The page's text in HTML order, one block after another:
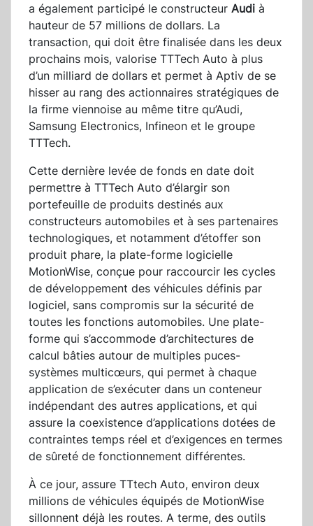
a également participé le constructeur Audi à
hauteur de 57 millions de dollars. La
transaction, qui doit être finalisée dans les deux
prochains mois, valorise TTTech Auto à plus
d’un milliard de dollars et permet à Aptiv de se
hisser au rang des actionnaires stratégiques de
la firme viennoise au même titre qu’Audi,
Samsung Electronics, Infineon et le groupe
TTTech.
Cette dernière levée de fonds en date doit
permettre à TTTech Auto d’élargir son
portefeuille de produits destinés aux
constructeurs automobiles et à ses partenaires
technologiques, et notamment d’étoffer son
produit phare, la plate-forme logicielle
MotionWise, conçue pour raccourcir les cycles
de développement des véhicules définis par
logiciel, sans compromis sur la sécurité de
toutes les fonctions automobiles. Une plate-
forme qui s’accommode d’architectures de
calcul bâties autour de multiples puces-
systèmes multicœurs, qui permet à chaque
application de s’exécuter dans un conteneur
indépendant des autres applications, et qui
assure la coexistence d’applications dotées de
contraintes temps réel et d’exigences en termes
de sûreté de fonctionnement différentes.
À ce jour, assure TTtech Auto, environ deux
millions de véhicules équipés de MotionWise
sillonnent déjà les routes. A terme, des outils